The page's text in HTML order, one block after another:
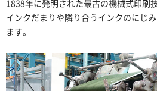
1838年に発明された最古の機械式印刷
インクだまりや隣り合うインクのにじ
ます。